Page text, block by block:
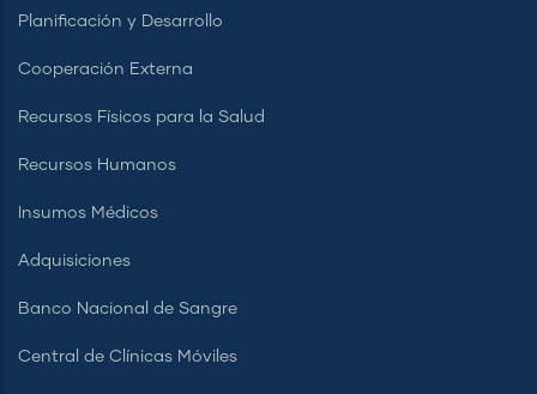
Planificación y Desarrollo
Cooperación Externa
Recursos Físicos para la Salud
Recursos Humanos
Insumos Médicos
Adquisiciones
Banco Nacional de Sangre
Central de Clínicas Móviles